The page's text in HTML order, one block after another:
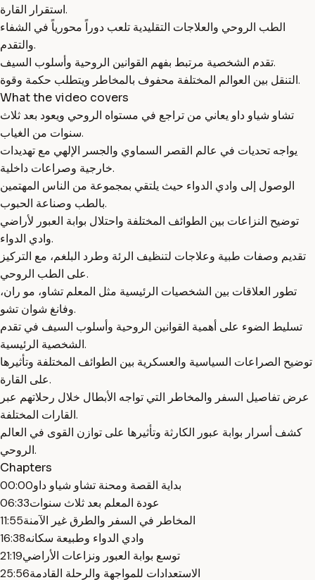
استقرار القارة.
الطب الروحي والعلاجات التقليدية تلعب دوراً محورياً في الشفاء
والتقدم.
تقدم الشخصية مرتبط بفهم القوانين الروحية وأسلوب السيف.
التنقل بين العوالم المختلفة محفوف بالمخاطر ويتطلب حكمة وقوة.
What the video covers
تشاو شياو داو يعاني من تراجع في مستواه الروحي ويعود بعد ثلاث
سنوات من الغياب.
يواجه تحديات في عالم القصر السماوي والجسر الإلهي مع تهديدات
خارجية وصراعات داخلية.
الوصول إلى وادي الدواء حيث يلتقي بمجموعة من الناس المهتمين
بالطب وصناعة الحبوب.
توضيح النزاعات بين الطوائف المختلفة واحتلال بوابة العبور لأراضي
وادي الدواء.
تقديم وصفات طبية وعلاجات لتنظيف الرئة وطرد البلغم، مع التركيز
على الطب الروحي.
تطور العلاقات بين الشخصيات الرئيسية مثل المعلم تشاو، مو ران،
وفانغ شوان تشو.
تسليط الضوء على أهمية القوانين الروحية وأسلوب السيف في تقدم
الشخصية الرئيسية.
توضيح الصراعات السياسية والعسكرية بين الطوائف المختلفة وتأثيرها
على القارة.
عرض تفاصيل السفر والمخاطر التي تواجه الأبطال خلال رحلاتهم عبر
القارات المختلفة.
كشف أسرار بوابة عبور الكارثة وتأثيرها على توازن القوى في العالم
الروحي.
Chapters
00:00بداية القصة ومحنة تشاو شياو داو
06:33عودة المعلم بعد ثلاث سنوات
11:55المخاطر في السفر والطرق غير الآمنة
16:38وادي الدواء وطبيعة سكانه
21:19توسع بوابة العبور ونزاعات الأراضي
25:56الاستعدادات للمواجهة والرحلة القادمة